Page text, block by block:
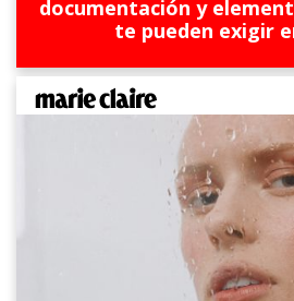
documentación y
te pueden exigir